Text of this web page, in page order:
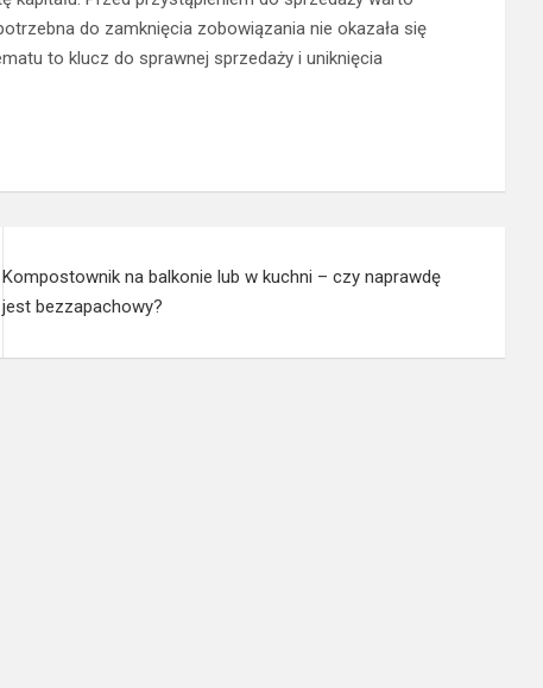
do zamknięcia zobowiązania nie okazała się
to klucz do sprawnej sprzedaży i uniknięcia
Kompostownik na balkonie lub w kuchni – czy naprawdę
jest bezzapachowy?